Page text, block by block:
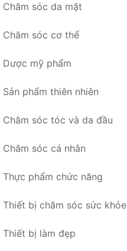
Chăm sóc da mặt
Chăm sóc cơ thể
Dược mỹ phẩm
Sản phẩm thiên nhiên
Chăm sóc tóc và da đầu
Chăm sóc cá nhân
Thực phẩm chức năng
Thiết bị chăm sóc sức khỏe
Thiết bị làm đẹp